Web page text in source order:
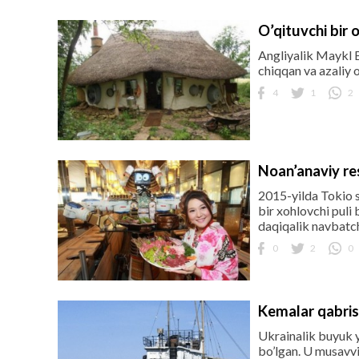
O’qituvchi bir
Angliyalik Maykl
chiqqan va azaliy
4 1 2
Noan’anaviy
2015-yilda Tokio
bir xohlovchi puli
daqiqalik
0 2 0
Kemalar
Ukrainalik buyuk
bo’lgan. U